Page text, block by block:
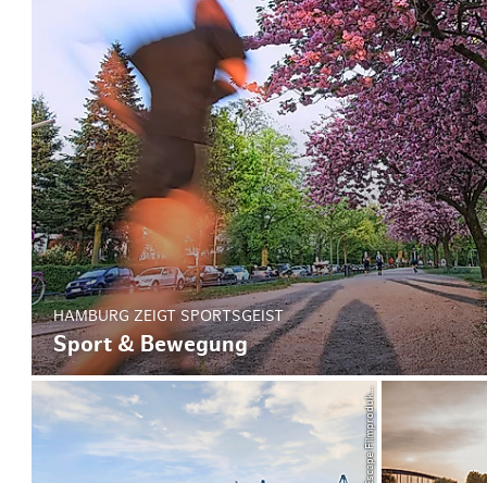
HAMBURG ZEIGT SPORTSGEIST
Sport & Bewegung
©
ti
n